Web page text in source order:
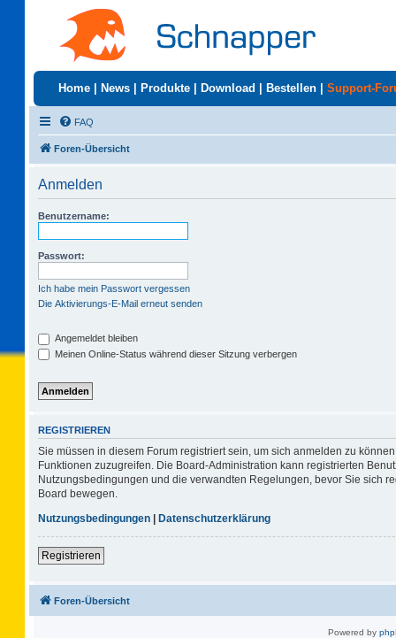
Home News Produkte Download Bestellen Support-
FAQ
Foren-Übersicht
Anmelden
Benutzername:
Passwort:
Ich habe mein Passwort vergessen
Die Aktivierungs-E-Mail erneut senden
Angemeldet bleiben
Meinen Online-Status während dieser Sitzung verbergen
REGISTRIEREN
Sie müssen in diesem Forum registriert sein, um sich anmelden zu
Funktionen zuzugreifen. Die Board-Administration kann registrierten
Nutzungsbedingungen und die verwandten Regelungen, bevor Sie sich
Board bewegen.
Nutzungsbedingungen | Datenschutzerklärung
Registrieren
Foren-Übersicht
Powered by